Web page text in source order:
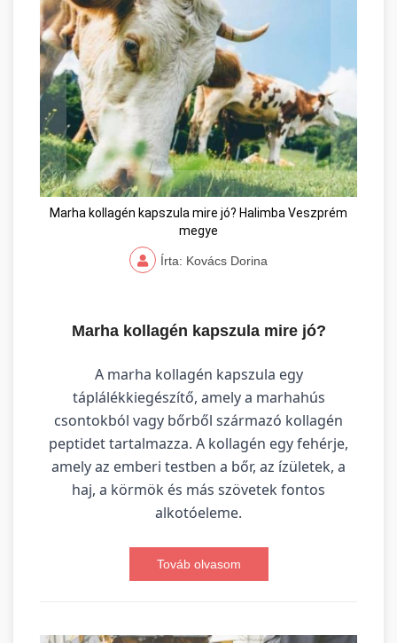
Marha kollagén kapszula mire jó? Halimba Veszprém
megye
Írta: Kovács Dorina
Marha kollagén kapszula mire jó?
A marha kollagén kapszula egy
táplálékkiegészítő, amely a marhahús
csontokból vagy bőrből származó kollagén
peptidet tartalmazza. A kollagén egy fehérje,
amely az emberi testben a bőr, az ízületek, a
haj, a körmök és más szövetek fontos
alkotóeleme.
Továb olvasom